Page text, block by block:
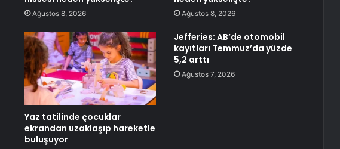
Ağustos 8, 2026 Ağustos 8, 2026
Yaz tatilinde çocuklar
ekrandan uzaklaşıp hareketle
buluşuyor
Jefferies: AB’de otomobil
kayıtları Temmuz’da yüzde
5,2 arttı
Ağustos 7, 2026